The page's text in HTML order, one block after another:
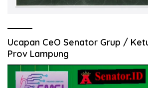
Ucapan CeO Senator Grup /
Prov Lampung